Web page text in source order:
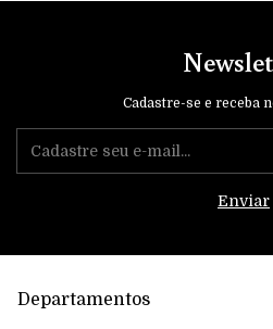
Cadastre-se e receba
Departamentos